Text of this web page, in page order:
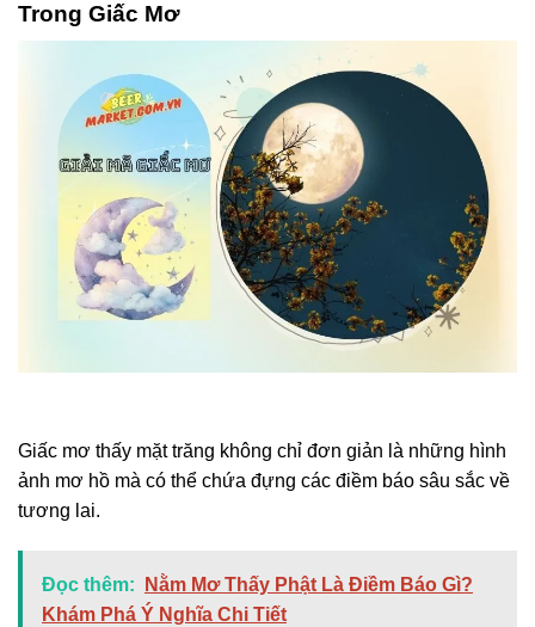
Trong Giấc Mơ
Giấc mơ thấy mặt trăng không chỉ đơn giản là những hình
ảnh mơ hồ mà có thể chứa đựng các điềm báo sâu sắc về
tương lai.
Đọc thêm:
Nằm Mơ Thấy Phật Là Điềm Báo Gì?
Khám Phá Ý Nghĩa Chi Tiết